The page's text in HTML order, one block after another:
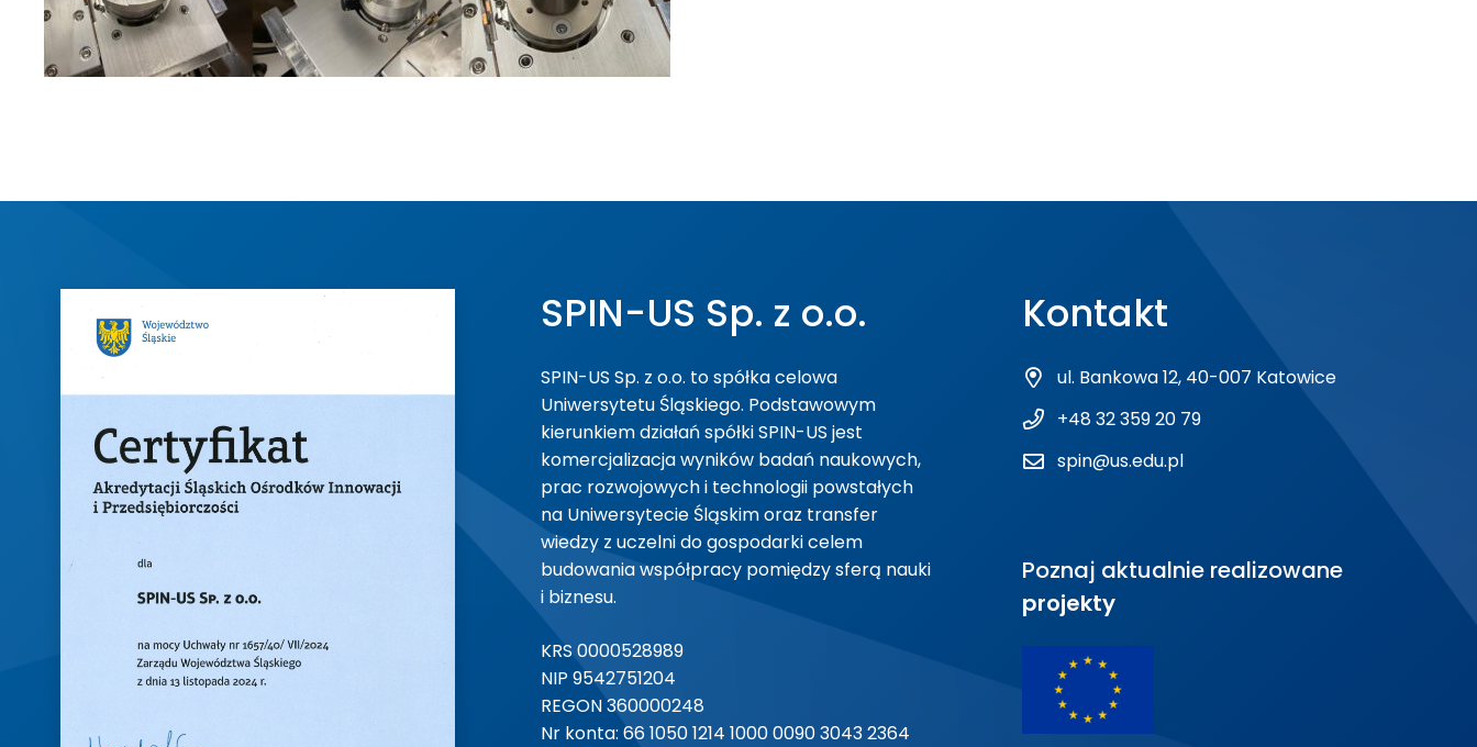
SPIN-US Sp. z o.o.
SPIN-US Sp. z o.o. to spółka celowa
Uniwersytetu Śląskiego. Podstawowym
kierunkiem działań spółki SPIN-US jest
komercjalizacja wyników badań naukowych,
prac rozwojowych i technologii powstałych
na Uniwersytecie Śląskim oraz transfer
wiedzy z uczelni do gospodarki celem
budowania współpracy pomiędzy sferą nauki
i biznesu.
KRS 0000528989
NIP 9542751204
REGON 360000248
Nr konta: 66 1050 1214 1000 0090 3043 2364
Kontakt
ul. Bankowa 12, 40-007 Katowice
+48 32 359 20 79
spin@us.edu.pl
Poznaj aktualnie realizowane
projekty